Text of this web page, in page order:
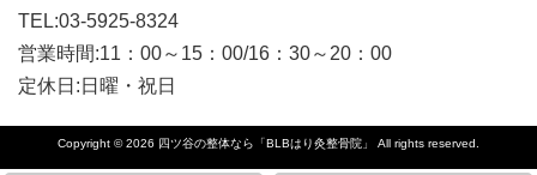
TEL:03-5925-8324
営業時間:11：00～15：00/16：30～20：00
定休日:日曜・祝日
Copyright © 2026 四ツ谷の整体なら「BLBはり灸整骨院」 All rights reserved.